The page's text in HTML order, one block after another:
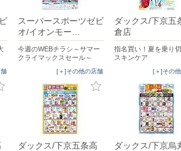
スーパースポーツゼビ
オ/イオンモー…
今週のWEBチラシ～サマー
クライマックスセール～
[＋]その他の店舗
ダックス/下京五
倉店
指名買い！夏を乗り
スキンケア
[＋]その
ダックス/下京五条高
ダックス/下京烏